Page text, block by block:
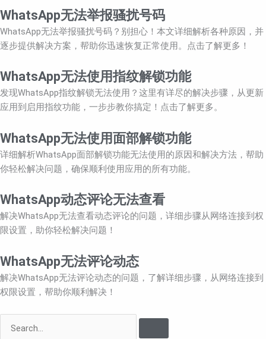
WhatsApp无法举报骚扰号码
WhatsApp无法举报骚扰号码？别担心！本文详细解析各种原因，并
逐步提供解决方案，帮助你迅速恢复正常使用。点击了解更多！
WhatsApp无法使用指纹解锁功能
发现WhatsApp指纹解锁无法使用？这里有详尽的解决步骤，从更新
应用到启用指纹功能，一步步教你搞定！点击了解更多。
WhatsApp无法使用面部解锁功能
详细解析WhatsApp面部解锁功能无法使用的原因和解决方法，帮助
你轻松解决问题，确保顺利使用应用的所有功能。
WhatsApp动态评论无法查看
解决WhatsApp无法查看动态评论的问题，详细步骤从网络连接到权
限设置，助你轻松解决问题！
WhatsApp无法评论动态
解决WhatsApp无法评论动态的问题，了解详细步骤，从网络连接到
权限设置，帮助你顺利解决！